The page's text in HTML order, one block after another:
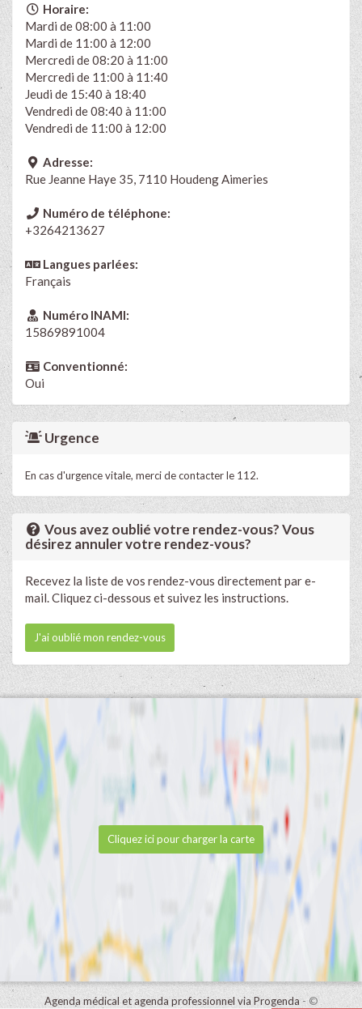
Horaire:
Mardi de 08:00 à 11:00
Mardi de 11:00 à 12:00
Mercredi de 08:20 à 11:00
Mercredi de 11:00 à 11:40
Jeudi de 15:40 à 18:40
Vendredi de 08:40 à 11:00
Vendredi de 11:00 à 12:00
Adresse:
Rue Jeanne Haye 35, 7110 Houdeng Aimeries
Numéro de téléphone:
+3264213627
Langues parlées:
Français
Numéro INAMI:
15869891004
Conventionné:
Oui
Urgence
En cas d'urgence vitale, merci de contacter le 112.
Vous avez oublié votre rendez-vous? Vous
désirez annuler votre rendez-vous?
Recevez la liste de vos rendez-vous directement par e-
mail. Cliquez ci-dessous et suivez les instructions.
J'ai oublié mon rendez-vous
Cliquez ici pour charger la carte
Agenda médical et agenda professionnel via Progenda- ©